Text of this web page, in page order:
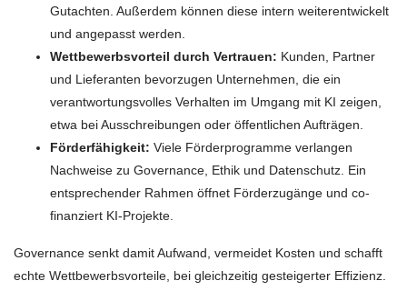
Gutachten. Außerdem können diese intern weiterentwickelt
und angepasst werden.
Wettbewerbsvorteil durch Vertrauen: Kunden, Partner
und Lieferanten bevorzugen Unternehmen, die ein
verantwortungsvolles Verhalten im Umgang mit KI zeigen,
etwa bei Ausschreibungen oder öffentlichen Aufträgen.
Förderfähigkeit: Viele Förderprogramme verlangen
Nachweise zu Governance, Ethik und Datenschutz. Ein
entsprechender Rahmen öffnet Förderzugänge und co-
finanziert KI-Projekte.
Governance senkt damit Aufwand, vermeidet Kosten und schafft
echte Wettbewerbsvorteile, bei gleichzeitig gesteigerter Effizienz.